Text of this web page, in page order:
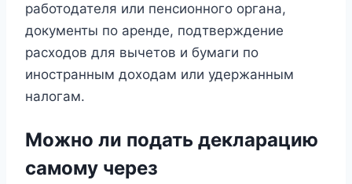
работодателя или пенсионного органа,
документы по аренде, подтверждение
расходов для вычетов и бумаги по
иностранным доходам или удержанным
налогам.
Можно ли подать декларацию
самому через